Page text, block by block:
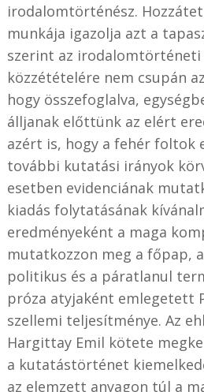
irodalomtörténész.
munkája igazolja azt a
szerint az
közzétételére nem csupán
hogy összefoglalva,
álljanak előttünk az elért
azért is, hogy a fehér foltok
további kutatási irányok
esetben evidenciának
kiadás folytatásának
eredményeként a maga
mutatkozzon meg a főpap,
politikus és a páratlanul
próza atyjaként emlegetett
szellemi teljesítménye. Az
Hargittay Emil kötete
a kutatástörténet
az elemzett anyagon túl a